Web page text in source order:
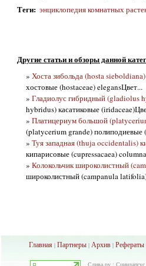
Теги: энциклопедия комнатных
Другие статьи и обзоры данной
» Хоста зибольда (hosta
хостовые (hostaceae) elegansЦвет...
» Гладиолус гибридный (gladiolus
hybridus) касатиковые
» Платицериум большой
(platycerium grande) полиподиевые
» Туя западная (thuja occidentalis)
кипарисовые (cupressacaea)
» Колокольчик широколистный
широколистный (campanula
Главная| Партнеры| Архив| Рефераты
Слива.ру : Сциндапсус